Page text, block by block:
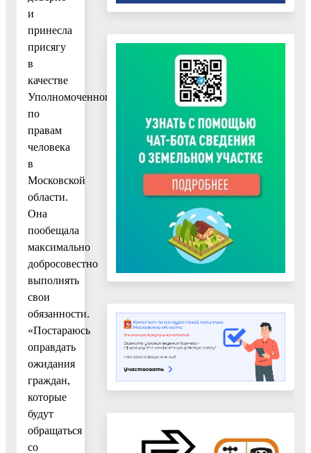
и
принесла
присягу
в
качестве
Уполномоченного
по
правам
человека
в
Московской
области.
Она
пообещала
максимально
добросовестно
выполнять
свои
обязанности.
«Постараюсь
оправдать
ожидания
граждан,
которые
будут
обращаться
со